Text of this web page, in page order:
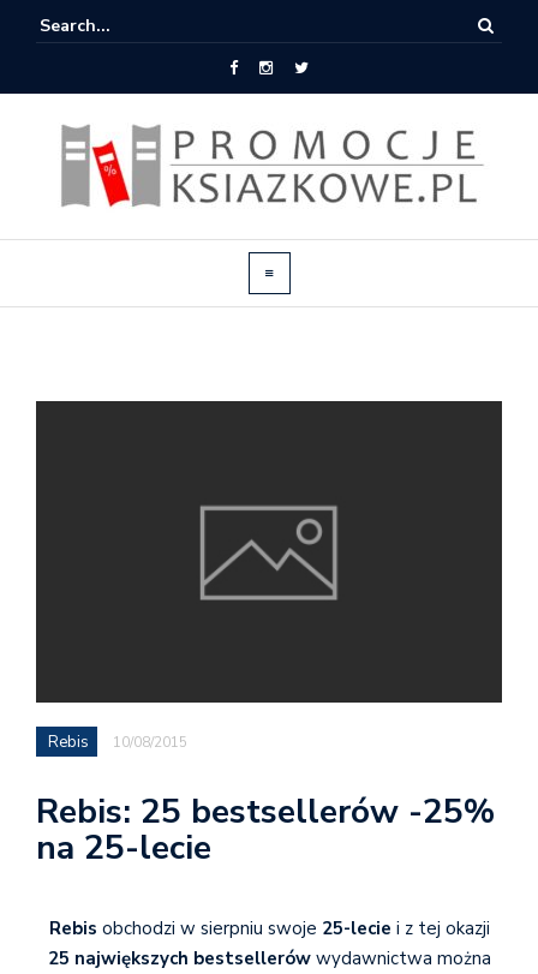
Rebis 10/08/2015
Rebis: 25 bestsellerów -25%
na 25-lecie
Rebis obchodzi w sierpniu swoje 25-lecie i z tej okazji
25 największych bestsellerówwydawnictwa można